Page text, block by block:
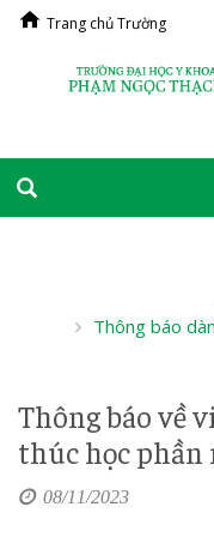
Trang chủ Trường
Thông báo
Thông báo về
thúc học phần
08/11/2023